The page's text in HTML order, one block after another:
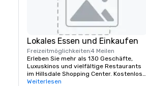
Lokales Essen und Einkaufen
Freizeitmöglichkeiten4 Meilen
Erleben Sie mehr als 130 Geschäfte,
Luxuskinos und vielfältige Restaurants
im Hillsdale Shopping Center. Kostenlose
Parkplätze und Caltrain zugänglich. Das
Weiterlesen